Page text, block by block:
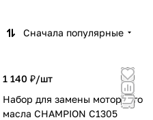
Сначала популярные
1 140 ₽/шт
Набор для замены моторного
масла CHAMPION C1305